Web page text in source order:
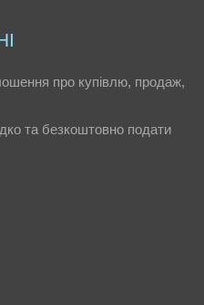
про купівлю, продаж,
та безкоштовно подати